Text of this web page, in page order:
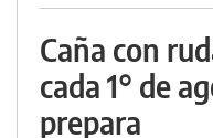
Caña con
cada 1° de
prepara